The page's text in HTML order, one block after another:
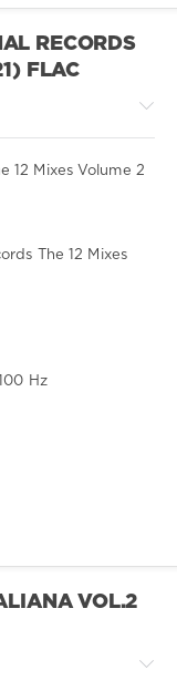
RECORDS
FLAC
The 12 Mixes
Hz
VOL.2